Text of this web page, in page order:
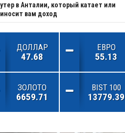
в Анталии, который катает или
вам доход
ДОЛЛАР
47.68
ЕВРО
55.13
ЗОЛОТО
6659.71
BIST 100
13779.39